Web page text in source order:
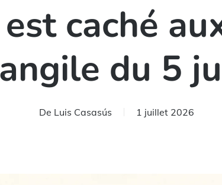
caché
du 5
De Luis Casasús 1 juillet 2026